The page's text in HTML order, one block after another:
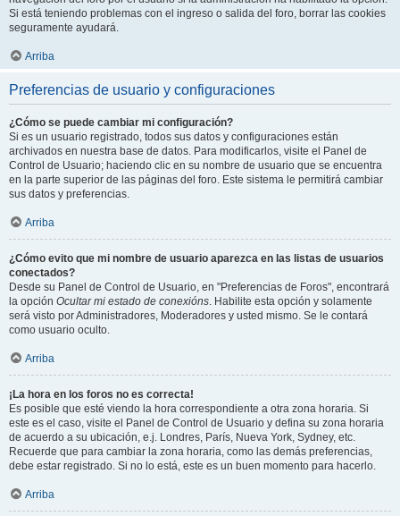
Si está teniendo problemas con el ingreso o salida del foro, borrar las cookies
seguramente ayudará.
Arriba
Preferencias de usuario y configuraciones
¿Cómo se puede cambiar mi configuración?
Si es un usuario registrado, todos sus datos y configuraciones están
archivados en nuestra base de datos. Para modificarlos, visite el Panel de
Control de Usuario; haciendo clic en su nombre de usuario que se encuentra
en la parte superior de las páginas del foro. Este sistema le permitirá cambiar
sus datos y preferencias.
Arriba
¿Cómo evito que mi nombre de usuario aparezca en las listas de usuarios
conectados?
Desde su Panel de Control de Usuario, en "Preferencias de Foros", encontrará
la opción Ocultar mi estado de conexións. Habilite esta opción y solamente
será visto por Administradores, Moderadores y usted mismo. Se le contará
como usuario oculto.
Arriba
¡La hora en los foros no es correcta!
Es posible que esté viendo la hora correspondiente a otra zona horaria. Si
este es el caso, visite el Panel de Control de Usuario y defina su zona horaria
de acuerdo a su ubicación, e.j. Londres, París, Nueva York, Sydney, etc.
Recuerde que para cambiar la zona horaria, como las demás preferencias,
debe estar registrado. Si no lo está, este es un buen momento para hacerlo.
Arriba